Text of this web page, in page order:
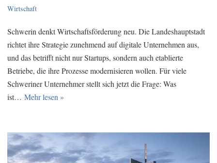
Wirtschaft
Schwerin denkt Wirtschaftsförderung neu. Die Landeshauptstadt
richtet ihre Strategie zunehmend auf digitale Unternehmen aus,
und das betrifft nicht nur Startups, sondern auch etablierte
Betriebe, die ihre Prozesse modernisieren wollen. Für viele
Schweriner Unternehmer stellt sich jetzt die Frage: Was
ist… Mehr lesen »